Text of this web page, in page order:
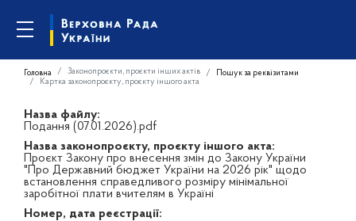
Головна Законопроєкти, проєкти інших актів
Пошук за реквізитами
Картка законопроєкту, проєкту іншого акта
Назва файлу:
Подання (07.01.2026).pdf
Назва законопроєкту, проєкту іншого акта:
Проєкт Закону про внесення змін до Закону України
"Про Державний бюджет України на 2026 рік" щодо
встановлення справедливого розміру мінімальної
заробітної плати вчителям в Україні
Номер, дата реєстрації: